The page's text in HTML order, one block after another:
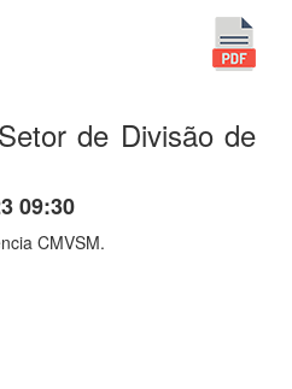
de Divisão de
09:30
CMVSM.